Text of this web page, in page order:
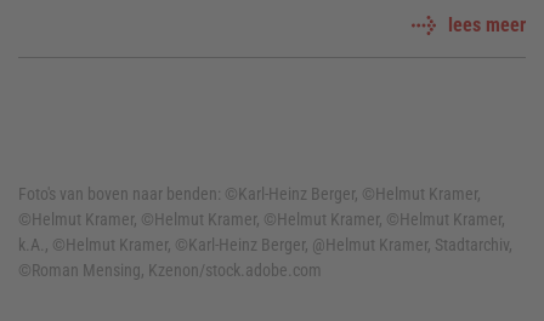
lees meer
Foto's van boven naar benden: ©Karl-Heinz Berger, ©Helmut Kramer,
©Helmut Kramer, ©Helmut Kramer, ©Helmut Kramer, ©Helmut Kramer,
k.A., ©Helmut Kramer, ©Karl-Heinz Berger, @Helmut Kramer, Stadtarchiv,
©Roman Mensing, Kzenon/stock.adobe.com